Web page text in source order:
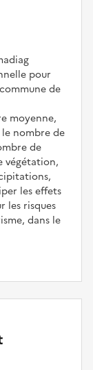
pour
de
moyenne,
nombre de
de
végétation,
les effets
les risques
dans le